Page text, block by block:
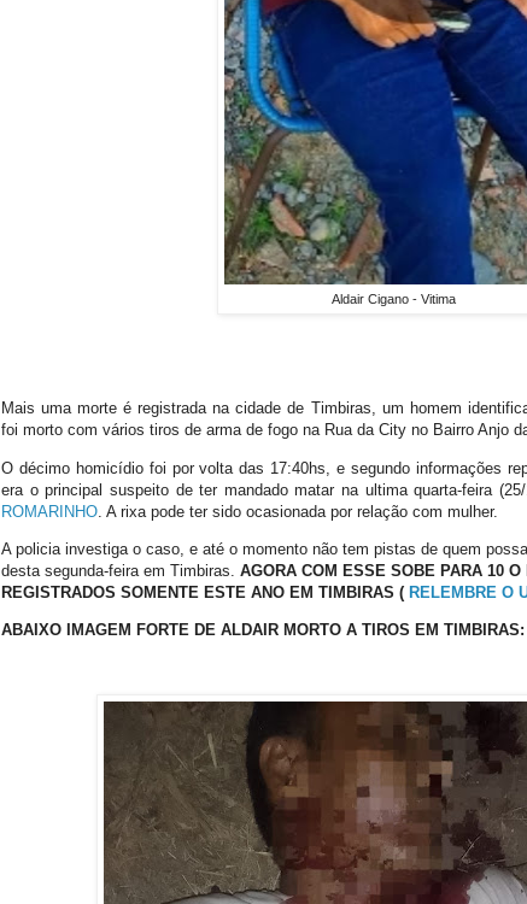
Aldair Cigano - Vitima
Mais uma morte é registrada na cidade de Timbiras, um homem
foi morto com vários tiros de arma de fogo na Rua da City no Bairro Anjo
O décimo homicídio foi por volta das 17:40hs, e segundo informações
era o principal suspeito de ter mandado matar na ultima quarta-feira
ROMARINHO . A rixa pode ter sido ocasionada por relação com mulher.
A policia investiga o caso, e até o momento não tem pistas de quem
desta segunda-feira em Timbiras. AGORA COM ESSE SOBE PARA 10
REGISTRADOS SOMENTE ESTE ANO EM TIMBIRAS ( RELEMBRE O
ABAIXO IMAGEM FORTE DE ALDAIR MORTO A TIROS EM TIMBIRAS: